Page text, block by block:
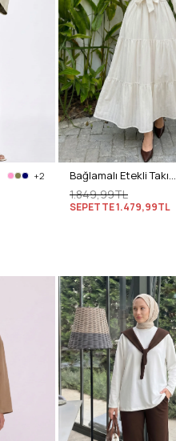
+2 Bağlamalı Etekli Takım Y0149 - KREM
1.849,99TL
SEPETTE1.479,99TL